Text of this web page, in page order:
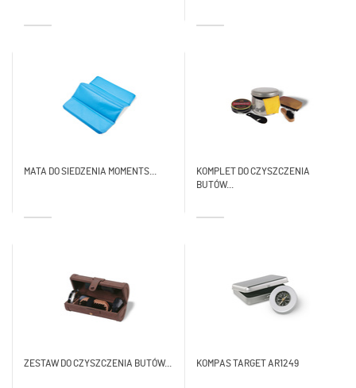
MATA DO SIEDZENIA MOMENTS...
KOMPLET DO CZYSZCZENIA
BUTÓW...
ZESTAW DO CZYSZCZENIA BUTÓW... KOMPAS TARGET AR1249